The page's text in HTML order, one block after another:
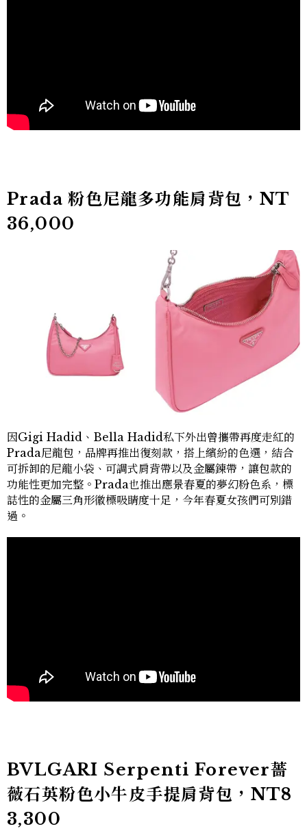
Prada 粉色尼龍多功能肩背包，NT
36,000
因Gigi Hadid、Bella Hadid私下外出曾攜帶再度走紅的
Prada尼龍包，品牌再推出復刻款，搭上繽紛的色選，結合
可拆卸的尼龍小袋、可調式肩背帶以及金屬鍊帶，讓包款的
功能性更加完整。Prada也推出應景春夏的夢幻粉色系，標
誌性的金屬三角形徽標吸睛度十足，今年春夏女孩們可別錯
過。
BVLGARI Serpenti Forever薔
薇石英粉色小牛皮手提肩背包，NT8
3,300